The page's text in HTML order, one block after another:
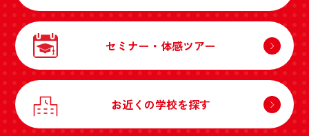
セミナー・体感ツアー
お近くの学校を探す